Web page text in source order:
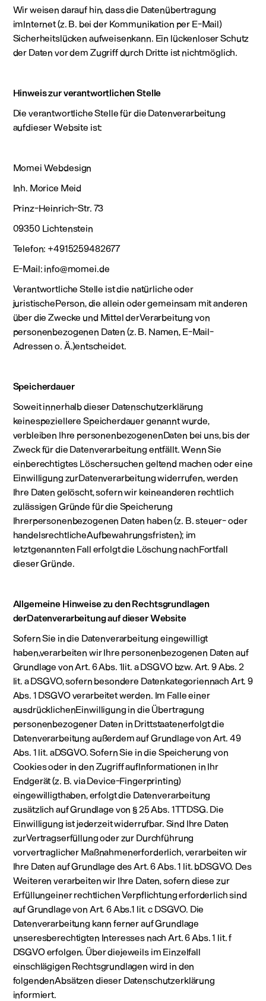
Wir weisen darauf hin, dass die Datenübertragung
imInternet (z. B. bei der Kommunikation per E-Mail)
Sicherheitslücken aufweisenkann. Ein lückenloser Schutz
der Daten vor dem Zugriff durch Dritte ist nichtmöglich.
Hinweis zur verantwortlichen Stelle
Die verantwortliche Stelle für die Datenverarbeitung
aufdieser Website ist:
Momei Webdesign
Inh. Morice Meid
Prinz-Heinrich-Str. 73
09350 Lichtenstein
Telefon: +4915259482677
E-Mail: info@momei.de
Verantwortliche Stelle ist die natürliche oder
juristischePerson, die allein oder gemeinsam mit anderen
über die Zwecke und Mittel derVerarbeitung von
personenbezogenen Daten (z. B. Namen, E-Mail-
Adressen o. Ä.)entscheidet.
Speicherdauer
Soweit innerhalb dieser Datenschutzerklärung
keinespeziellere Speicherdauer genannt wurde,
verbleiben Ihre personenbezogenenDaten bei uns, bis der
Zweck für die Datenverarbeitung entfällt. Wenn Sie
einberechtigtes Löschersuchen geltend machen oder eine
Einwilligung zurDatenverarbeitung widerrufen, werden
Ihre Daten gelöscht, sofern wir keineanderen rechtlich
zulässigen Gründe für die Speicherung
Ihrerpersonenbezogenen Daten haben (z. B. steuer- oder
handelsrechtlicheAufbewahrungsfristen); im
letztgenannten Fall erfolgt die Löschung nachFortfall
dieser Gründe.
Allgemeine Hinweise zu den Rechtsgrundlagen
derDatenverarbeitung auf dieser Website
Sofern Sie in die Datenverarbeitung eingewilligt
haben,verarbeiten wir Ihre personenbezogenen Daten auf
Grundlage von Art. 6 Abs. 1lit. a DSGVO bzw. Art. 9 Abs. 2
lit. a DSGVO, sofern besondere Datenkategoriennach Art. 9
Abs. 1 DSGVO verarbeitet werden. Im Falle einer
ausdrücklichenEinwilligung in die Übertragung
personenbezogener Daten in Drittstaatenerfolgt die
Datenverarbeitung außerdem auf Grundlage von Art. 49
Abs. 1 lit. aDSGVO. Sofern Sie in die Speicherung von
Cookies oder in den Zugriff aufInformationen in Ihr
Endgerät (z. B. via Device-Fingerprinting)
eingewilligthaben, erfolgt die Datenverarbeitung
zusätzlich auf Grundlage von § 25 Abs. 1TTDSG. Die
Einwilligung ist jederzeit widerrufbar. Sind Ihre Daten
zurVertragserfüllung oder zur Durchführung
vorvertraglicher Maßnahmenerforderlich, verarbeiten wir
Ihre Daten auf Grundlage des Art. 6 Abs. 1 lit. bDSGVO. Des
Weiteren verarbeiten wir Ihre Daten, sofern diese zur
Erfüllungeiner rechtlichen Verpflichtung erforderlich sind
auf Grundlage von Art. 6 Abs.1 lit. c DSGVO. Die
Datenverarbeitung kann ferner auf Grundlage
unseresberechtigten Interesses nach Art. 6 Abs. 1 lit. f
DSGVO erfolgen. Über diejeweils im Einzelfall
einschlägigen Rechtsgrundlagen wird in den
folgendenAbsätzen dieser Datenschutzerklärung
informiert.